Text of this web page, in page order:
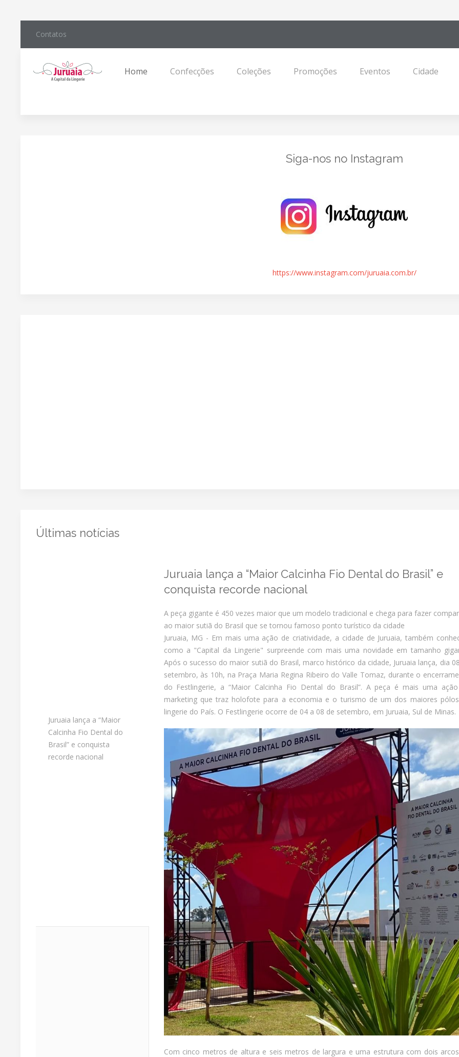
Contatos
Home Confecções Coleções Promoções Eventos Cidade
Siga-nos no Instagram
https://www.instagram.com/juruaia.com.br/
Últimas notícias
Juruaia lança a “Maior
Calcinha Fio Dental do
Brasil” e conquista
recorde nacional
Juruaia lança a “Maior Calcinha Fio Dental do Brasil” e
conquista recorde nacional
A peça gigante é 450 vezes maior que um modelo tradicional e chega para fazer
ao maior sutiã do Brasil que se tornou famoso ponto turístico da cidade
Juruaia, MG - Em mais uma ação de criatividade, a cidade de Juruaia, também
como a "Capital da Lingerie" surpreende com mais uma novidade em tamanho
Após o sucesso do maior sutiã do Brasil, marco histórico da cidade, Juruaia lança, dia
setembro, às 10h, na Praça Maria Regina Ribeiro do Valle Tomaz, durante o
do Festlingerie, a “Maior Calcinha Fio Dental do Brasil”. A peça é mais uma
marketing que traz holofote para a economia e o turismo de um dos maiores
lingerie do País. O Festlingerie ocorre de 04 a 08 de setembro, em Juruaia, Sul de Minas.
Com cinco metros de altura e seis metros de largura e uma estrutura com dois